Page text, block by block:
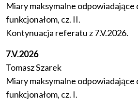
Miary maksymalne odpowiadające
funkcjonałom, cz. II.
Kontynuacja referatu z 7.V.2026.
7.V.2026
Tomasz Szarek
Miary maksymalne odpowiadające
funkcjonałom, cz. I.